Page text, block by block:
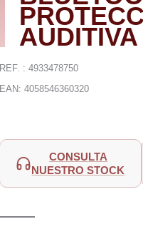
AUDITIVA
REF. : 4933478750
EAN: 4058546360320
CONSULTA
NUESTRO STOCK